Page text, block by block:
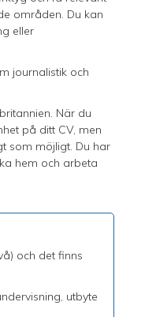
områden. Du kan
eller
journalistik och
När du
på ditt CV, men
som möjligt. Du har
hem och arbeta
och det finns
utbyte